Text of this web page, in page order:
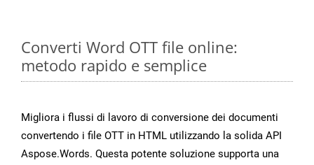
Converti Word OTT file online:
metodo rapido e semplice
Migliora i flussi di lavoro di conversione dei documenti
convertendo i file OTT in HTML utilizzando la solida API
Aspose.Words. Questa potente soluzione supporta una